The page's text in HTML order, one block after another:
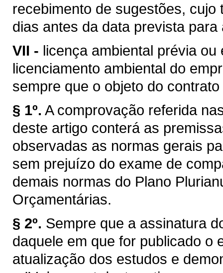
recebimento de sugestões,
dias antes da data prevista
VII - licença ambiental prévia
licenciamento ambiental do
sempre que o objeto do contrato
§ 1º. A comprovação referida
deste artigo conterá as
observadas as normas gerais
sem prejuízo do exame de
demais normas do Plano
Orçamentárias.
§ 2º. Sempre que a assinatura
daquele em que for publicado o
atualização dos estudos e